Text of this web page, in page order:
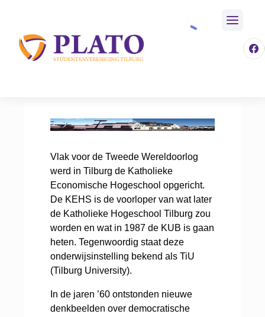
Vlak voor de Tweede Wereldoorlog
werd in Tilburg de Katholieke
Economische Hogeschool opgericht.
De KEHS is de voorloper van wat later
de Katholieke Hogeschool Tilburg zou
worden en wat in 1987 de KUB is gaan
heten. Tegenwoordig staat deze
onderwijsinstelling bekend als TiU
(Tilburg University).
In de jaren ’60 ontstonden nieuwe
denkbeelden over democratische